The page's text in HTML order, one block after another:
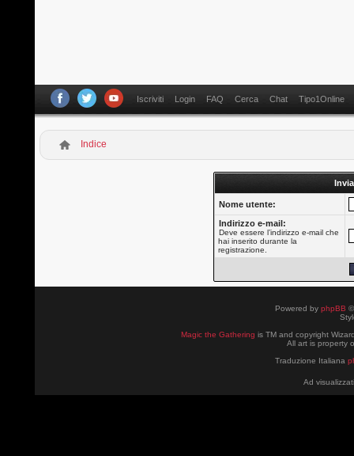
Iscriviti Login FAQ Cerca Chat Tipo1Online
Indice
Nome utente:
Indirizzo e-mail:
Deve essere l’indirizzo e-mail che
hai inserito durante la
registrazione.
Powered by phpBB
Magic the Gathering is TM and copyright
All art is property
Traduzione Italiana
Ad